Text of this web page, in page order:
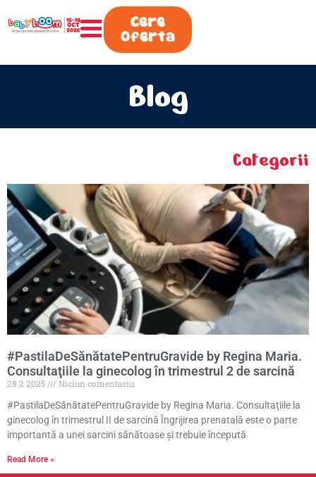
0730.808.038 Cere
Oferta
Blog
Categorii
#PastilaDeSănătatePentruGravide by Regina Maria.
Consultaţiile la ginecolog în trimestrul 2 de sarcină
28 2 2025
Niciun comentariu
#PastilaDeSănătatePentruGravide by Regina Maria. Consultaţiile la
ginecolog în trimestrul II de sarcină Îngrijirea prenatală este o parte
importantă a unei sarcini sănătoase și trebuie începută
Read More »